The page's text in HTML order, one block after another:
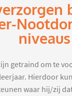
niveaus
getraind om te
Hierdoor
waar hij/zij